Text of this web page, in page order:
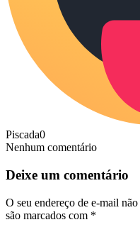
Piscada0
Nenhum comentário
Deixe um comentário
O seu endereço de e-mail
são marcados com *